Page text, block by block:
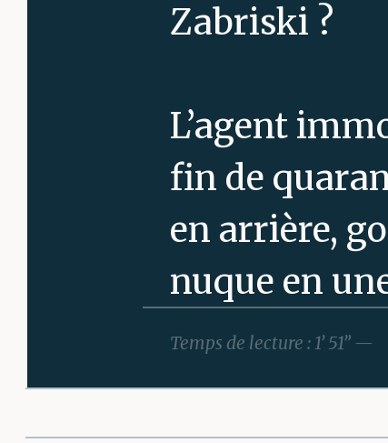
Zabriski ?
L’agent
fin de
en arrière,
nuque en
malgré des
clientèle,
Temps de lecture : 1’ 51” —